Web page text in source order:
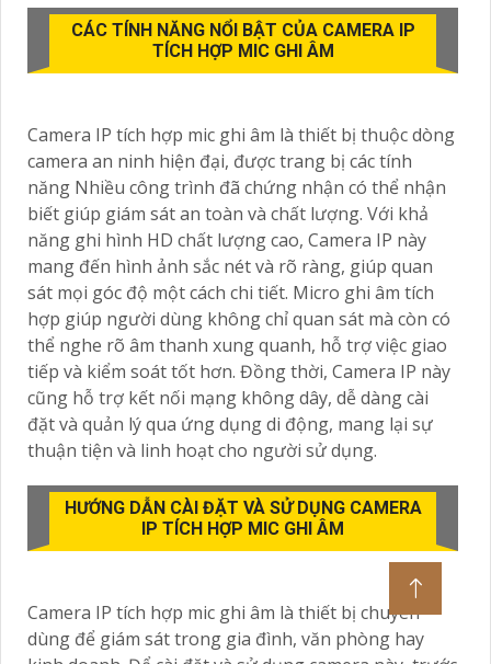
CÁC TÍNH NĂNG NỔI BẬT CỦA CAMERA IP
TÍCH HỢP MIC GHI ÂM
Camera IP tích hợp mic ghi âm là thiết bị thuộc dòng
camera an ninh hiện đại, được trang bị các tính
năng Nhiều công trình đã chứng nhận có thể nhận
biết giúp giám sát an toàn và chất lượng. Với khả
năng ghi hình HD chất lượng cao, Camera IP này
mang đến hình ảnh sắc nét và rõ ràng, giúp quan
sát mọi góc độ một cách chi tiết. Micro ghi âm tích
hợp giúp người dùng không chỉ quan sát mà còn có
thể nghe rõ âm thanh xung quanh, hỗ trợ việc giao
tiếp và kiểm soát tốt hơn. Đồng thời, Camera IP này
cũng hỗ trợ kết nối mạng không dây, dễ dàng cài
đặt và quản lý qua ứng dụng di động, mang lại sự
thuận tiện và linh hoạt cho người sử dụng.
HƯỚNG DẪN CÀI ĐẶT VÀ SỬ DỤNG CAMERA
IP TÍCH HỢP MIC GHI ÂM
Camera IP tích hợp mic ghi âm là thiết bị chuyên
dùng để giám sát trong gia đình, văn phòng hay